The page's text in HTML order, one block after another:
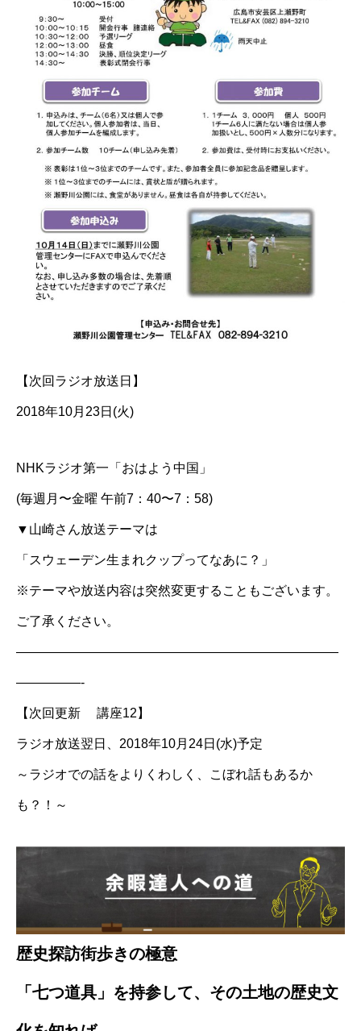
【次回ラジオ放送日】
2018年10月23日(火)
NHKラジオ第一「おはよう中国」
(毎週月〜金曜 午前7：40〜7：58)
▼山崎さん放送テーマは
「スウェーデン生まれクップってなあに？」
※テーマや放送内容は突然変更することもございます。
ご了承ください。
—————————————————————————
—————-
【次回更新 講座12】
ラジオ放送翌日、2018年10月24日(水)予定
～ラジオでの話をよりくわしく、こぼれ話もあるか
も？！～
歴史探訪街歩きの極意
「七つ道具」を持参して、その土地の歴史文